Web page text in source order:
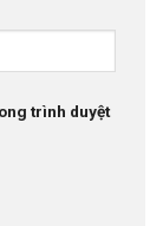
trình duyệt